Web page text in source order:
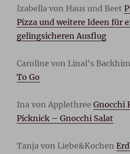
Izabella von Haus und Beet
Pizza und weitere Ideen für
gelingsicheren Ausflug
Caroline von Linal’s
To Go
Ina von ApplethreeGnocchi
Picknick – Gnocchi Salat
Tanja von Liebe&Kochen